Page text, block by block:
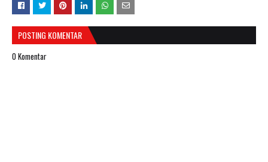
POSTING KOMENTAR
0 Komentar